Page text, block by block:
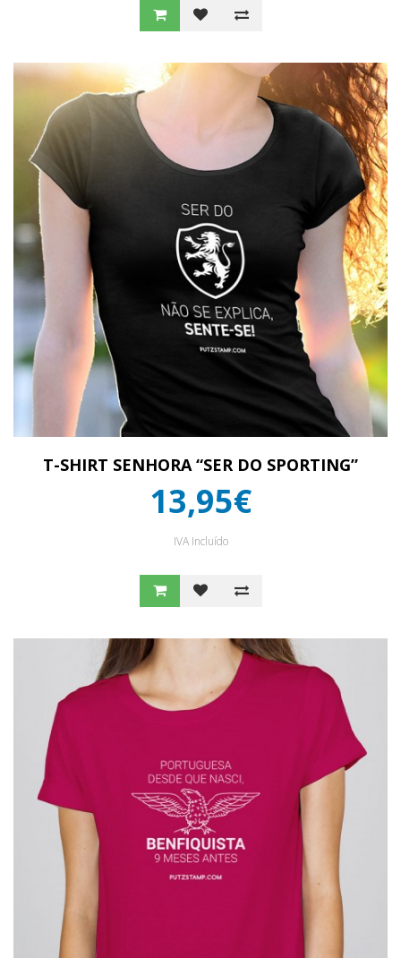
T-SHIRT SENHORA “SER DO SPORTING”
13,95€
IVA Incluído